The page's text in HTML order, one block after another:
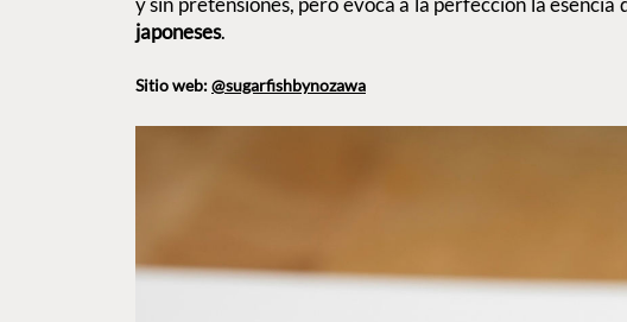
japoneses.
Sitio web:@sugarfishbynozawa